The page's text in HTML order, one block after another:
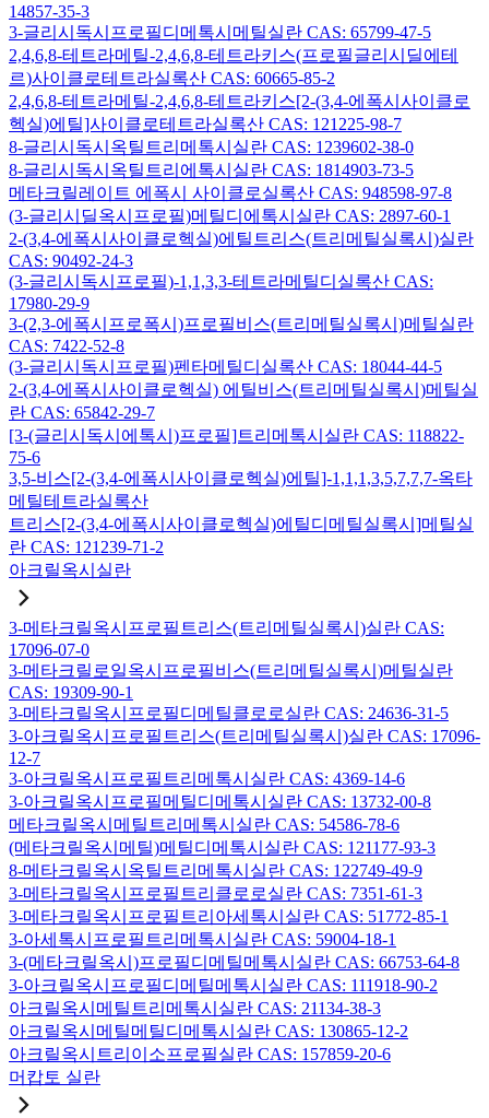
14857-35-3
3-글리시독시프로필디메톡시메틸실란 CAS: 65799-47-5
2,4,6,8-테트라메틸-2,4,6,8-테트라키스(프로필글리시딜에테
르)사이클로테트라실록산 CAS: 60665-85-2
2,4,6,8-테트라메틸-2,4,6,8-테트라키스[2-(3,4-에폭시사이클로
헥실)에틸]사이클로테트라실록산 CAS: 121225-98-7
8-글리시독시옥틸트리메톡시실란 CAS: 1239602-38-0
8-글리시독시옥틸트리에톡시실란 CAS: 1814903-73-5
메타크릴레이트 에폭시 사이클로실록산 CAS: 948598-97-8
(3-글리시딜옥시프로필)메틸디에톡시실란 CAS: 2897-60-1
2-(3,4-에폭시사이클로헥실)에틸트리스(트리메틸실록시)실란
CAS: 90492-24-3
(3-글리시독시프로필)-1,1,3,3-테트라메틸디실록산 CAS:
17980-29-9
3-(2,3-에폭시프로폭시)프로필비스(트리메틸실록시)메틸실란
CAS: 7422-52-8
(3-글리시독시프로필)펜타메틸디실록산 CAS: 18044-44-5
2-(3,4-에폭시사이클로헥실) 에틸비스(트리메틸실록시)메틸실
란 CAS: 65842-29-7
[3-(글리시독시에톡시)프로필]트리메톡시실란 CAS: 118822-
75-6
3,5-비스[2-(3,4-에폭시사이클로헥실)에틸]-1,1,1,3,5,7,7,7-옥타
메틸테트라실록산
트리스[2-(3,4-에폭시사이클로헥실)에틸디메틸실록시]메틸실
란 CAS: 121239-71-2
아크릴옥시실란
3-메타크릴옥시프로필트리스(트리메틸실록시)실란 CAS:
17096-07-0
3-메타크릴로일옥시프로필비스(트리메틸실록시)메틸실란
CAS: 19309-90-1
3-메타크릴옥시프로필디메틸클로로실란 CAS: 24636-31-5
3-아크릴옥시프로필트리스(트리메틸실록시)실란 CAS: 17096-
12-7
3-아크릴옥시프로필트리메톡시실란 CAS: 4369-14-6
3-아크릴옥시프로필메틸디메톡시실란 CAS: 13732-00-8
메타크릴옥시메틸트리메톡시실란 CAS: 54586-78-6
(메타크릴옥시메틸)메틸디메톡시실란 CAS: 121177-93-3
8-메타크릴옥시옥틸트리메톡시실란 CAS: 122749-49-9
3-메타크릴옥시프로필트리클로로실란 CAS: 7351-61-3
3-메타크릴옥시프로필트리아세톡시실란 CAS: 51772-85-1
3-아세톡시프로필트리메톡시실란 CAS: 59004-18-1
3-(메타크릴옥시)프로필디메틸메톡시실란 CAS: 66753-64-8
3-아크릴옥시프로필디메틸메톡시실란 CAS: 111918-90-2
아크릴옥시메틸트리메톡시실란 CAS: 21134-38-3
아크릴옥시메틸메틸디메톡시실란 CAS: 130865-12-2
아크릴옥시트리이소프로필실란 CAS: 157859-20-6
머캅토 실란